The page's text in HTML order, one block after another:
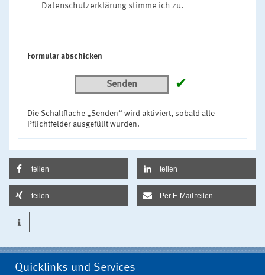
Datenschutzerklärung stimme ich zu.
Formular abschicken
Senden ✔
Die Schaltfläche „Senden“ wird aktiviert, sobald alle
Pflichtfelder ausgefüllt wurden.
teilen teilen
teilen Per E-Mail teilen
Quicklinks und Services